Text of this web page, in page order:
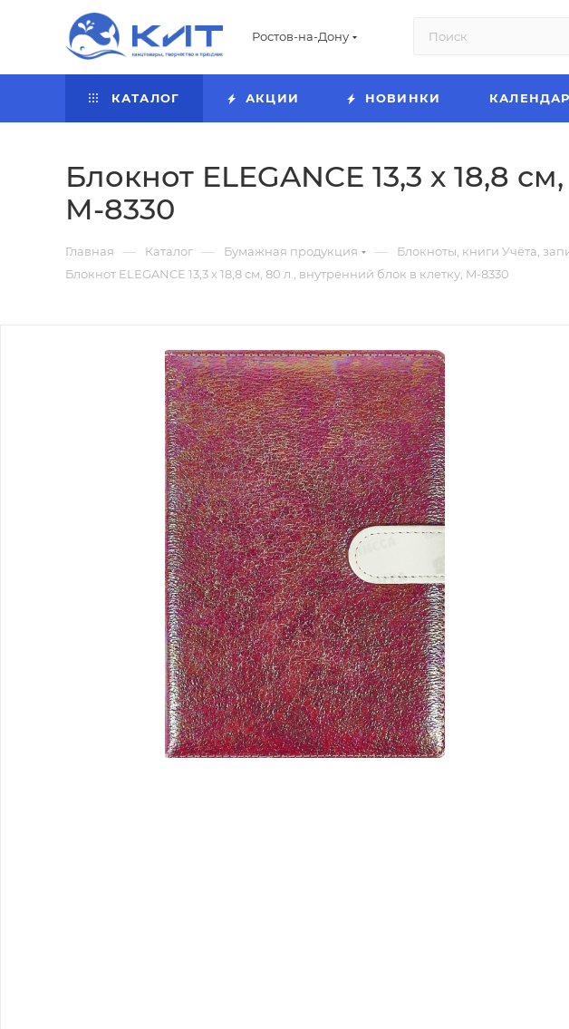
Ростов-на-Дону
КАТАЛОГ АКЦИИ НОВИНКИ
Блокнот ELEGANCE 13,3 х 18,8
M-8330
Главная — Каталог — Бумажная продукция — Блокноты, книги Учёта,
Блокнот ELEGANCE 13,3 х 18,8 см, 80 л., внутренний блок в клетку, M-8330